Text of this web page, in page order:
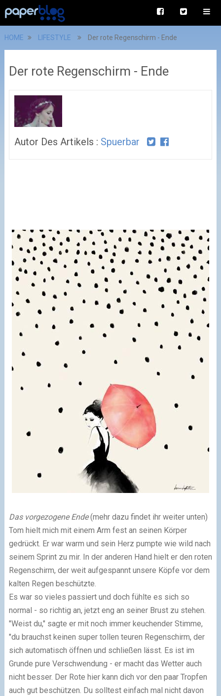
HOME LIFESTYLE Der rote Regenschirm - Ende
Der rote Regenschirm - Ende
Autor Des Artikels : Spuerbar
Das vorgezogene Ende(mehr dazu findet ihr weiter unten)
Tom hielt mich mit einem Arm fest an seinen Körper
gedrückt. Er war warm und sein Herz pumpte wie wild nach
seinem Sprint zu mir. In der anderen Hand hielt er den roten
Regenschirm, der weit aufgespannt unsere Köpfe vor dem
kalten Regen beschützte.
Es war so vieles passiert und doch fühlte es sich so
normal - so richtig an, jetzt eng an seiner Brust zu stehen.
"Weist du," sagte er mit noch immer keuchender Stimme,
"du brauchst keinen super tollen teuren Regenschirm, der
sich automatisch öffnen und schließen lässt. Es ist im
Grunde pure Verschwendung - er macht das Wetter auch
nicht besser. Der Rote hier kann dich vor den paar Tropfen
auch gut beschützen. Du solltest einfach mal nicht davon